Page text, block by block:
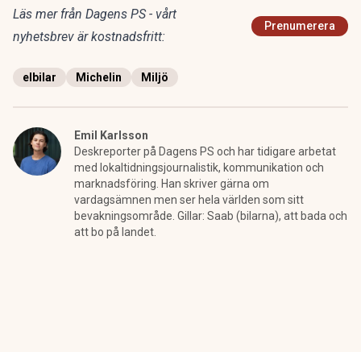
Läs mer från Dagens PS - vårt
nyhetsbrev är kostnadsfritt:
Prenumerera
elbilar Michelin Miljö
Emil Karlsson
Deskreporter på Dagens PS och har tidigare arbetat
med lokaltidningsjournalistik, kommunikation och
marknadsföring. Han skriver gärna om
vardagsämnen men ser hela världen som sitt
bevakningsområde. Gillar: Saab (bilarna), att bada och
att bo på landet.